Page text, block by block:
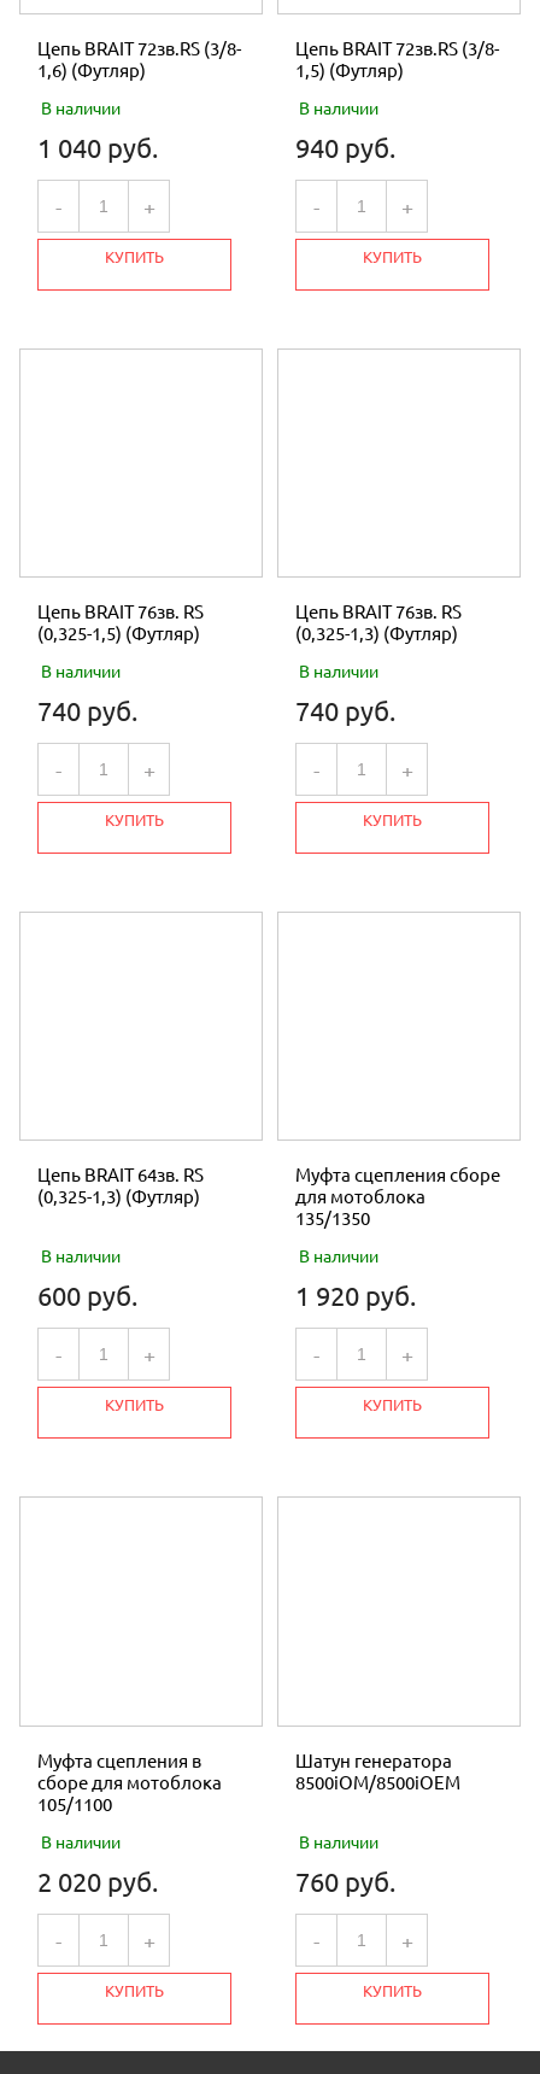
Цепь BRAIT 72зв.RS (3/8-
1,6) (Футляр)
В наличии
1 040 руб.
- +
КУПИТЬ
Цепь BRAIT 72зв.RS (3/8-
1,5) (Футляр)
В наличии
940 руб.
- +
КУПИТЬ
Цепь BRAIT 76зв. RS
(0,325-1,5) (Футляр)
В наличии
740 руб.
- +
КУПИТЬ
Цепь BRAIT 76зв. RS
(0,325-1,3) (Футляр)
В наличии
740 руб.
- +
КУПИТЬ
Цепь BRAIT 64зв. RS
(0,325-1,3) (Футляр)
В наличии
600 руб.
- +
КУПИТЬ
Муфта сцепления сборе
для мотоблока
135/1350
В наличии
1 920 руб.
- +
КУПИТЬ
Муфта сцепления в
сборе для мотоблока
105/1100
В наличии
2 020 руб.
- +
КУПИТЬ
Шатун генератора
8500iOM/8500iOEM
В наличии
760 руб.
- +
КУПИТЬ